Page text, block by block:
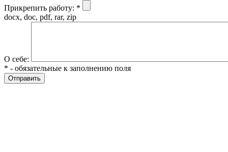
Прикрепить работу: *
docx, doc, pdf, rar, zip
О себе:
* - обязательные к заполнению поля